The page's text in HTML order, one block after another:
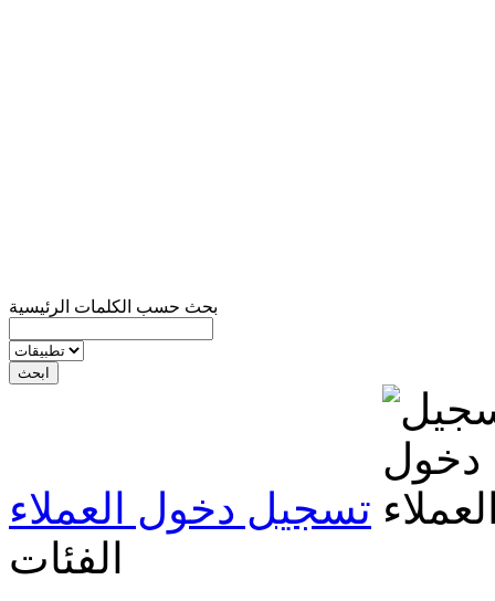
بحث حسب الكلمات الرئيسية
تسجيل دخول العملاء
الفئات